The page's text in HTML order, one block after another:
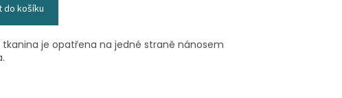
do košíku
je opatřena na jedné straně nánosem